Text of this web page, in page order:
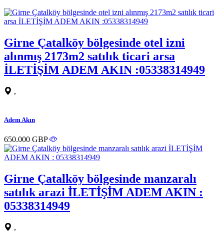
Girne Çatalköy bölgesinde otel izni
alınmış 2173m2 satılık ticari arsa
İLETİŞİM ADEM AKIN :05338314949
,
Adem Akın
650.000 GBP
Girne Çatalköy bölgesinde manzaralı
satılık arazi İLETİŞİM ADEM AKIN :
05338314949
,